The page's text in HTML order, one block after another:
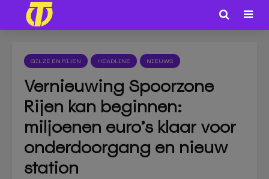
GILZE EN RIJEN HEADLINE NIEUWS
Vernieuwing Spoorzone
Rijen kan beginnen:
miljoenen euro’s klaar voor
onderdoorgang en nieuw
station